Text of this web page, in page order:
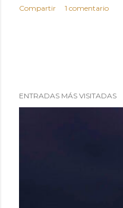
Compartir 1 comentario
ENTRADAS MÁS VISITADAS